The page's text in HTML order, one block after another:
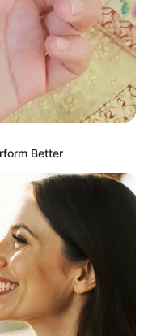
ક્રોસિંગ પાસે
પ્લાઝામાં એક
આવેલા
આવ્યું હતું.
હોબાળો થયો
તાત્કાલિક સૂપ મૂકી
દ્વારા
Better